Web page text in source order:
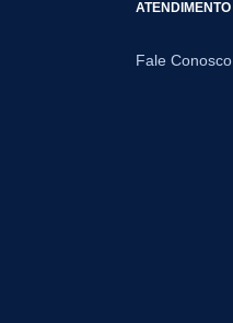
ATENDIMENTO
Fale Conosco